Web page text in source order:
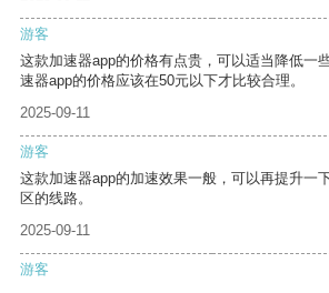
游客
这款加速器app的价格有点贵，可以适当降低一
速器app的价格应该在50元以下才比较合理。
2025-09-11
游客
这款加速器app的加速效果一般，可以再提升一
区的线路。
2025-09-11
游客